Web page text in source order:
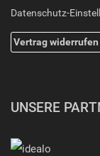
Datenschutz-
Vertrag widerrufen
UNSERE